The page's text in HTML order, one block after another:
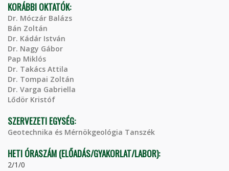
KORÁBBI OKTATÓK:
Dr. Móczár Balázs
Bán Zoltán
Dr. Kádár István
Dr. Nagy Gábor
Pap Miklós
Dr. Takács Attila
Dr. Tompai Zoltán
Dr. Varga Gabriella
Lődör Kristóf
SZERVEZETI EGYSÉG:
Geotechnika és Mérnökgeológia Tanszék
HETI ÓRASZÁM (ELŐADÁS/GYAKORLAT/LABOR):
2/1/0